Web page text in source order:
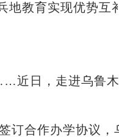
教育实现优势互
日，走进乌鲁木
合作办学协议，